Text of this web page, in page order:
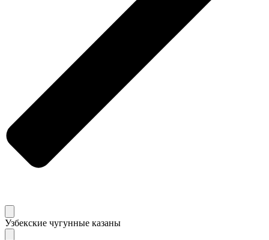
Узбекские чугунные казаны